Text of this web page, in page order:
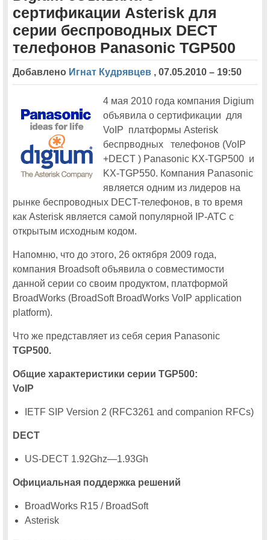
На московской конференции Cisco Connect-2013 будут
представлены новейшие разработки Cisco для совместной работы
Ciscoexpo 2011
Ciscoexpo 2011. Ни года без рекорда.
Orange поддержит Cisco Expo-2011
В заключительный день работы московской Cisco Expo-2011 будет
проведен поток Managed Services
Впервые будет открыт виртуальный портал Cisco Expo
На московской Cisco Expo 2011 будут показаны решения для
Обладателями двух бесплатных путевок на московскую
Технологическая группа Cisco TelePresence представит продукты
обновленного портфеля на московской Cisco Expo-2011
Посетителей московской Cisco Expo-2011 ждет небывалая по
В программу московской Cisco Expo-2011 впервые включен поток
«Облачные вычисления»
Две бесплатные путевки на московскую Cisco Expo-2011
Компания RRC примет участие в московской Cisco Expo-2011
Еще одно новшество московской Cisco Connect: поток «Сервисная
контакт-центрах
Один из 14 тематических потоков московской Cisco Connect 2014
сертификации Asterisk для
серии беспроводных DECT
телефонов Panasonic TGP500
Добавлено Игнат Кудрявцев ,07.05.2010 – 19:50
4 мая 2010 года компания Digium
объявила о сертификации для
VoIP платформы Asterisk
беспрводных телефонов (VoIP
+DECT ) Panasonic KX-TGP500 и
KX-TGP550. Компания Panasonic
является одним из лидеров на
рынке беспроводных DECT-телефонов, в то время
как Asterisk является самой популярной IP-АТС с
открытым исходным кодом.
Напомню, что до этого, 26 октября 2009 года,
компания Broadsoft объявила о совместимости
данной серии со своим продуктом, платформой
BroadWorks (BroadSoft BroadWorks VoIP application
platform).
Что же представляет из себя серия Panasonic
TGP500.
Общие характеристики серииTGP500:
VoIP
IETF SIP Version 2 (RFC3261 and companion RFCs)
DECT
US-DECT 1.92Ghz—1.93Gh
Официальная поддержка решений
BroadWorks R15 / BroadSoft
Asterisk